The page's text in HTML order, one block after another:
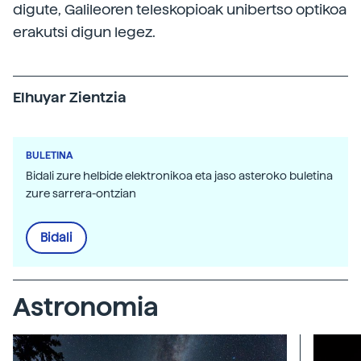
digute, Galileoren teleskopioak unibertso optikoa
erakutsi digun legez.
Elhuyar Zientzia
BULETINA
Bidali zure helbide elektronikoa eta jaso asteroko buletina
zure sarrera-ontzian
Bidali
Astronomia